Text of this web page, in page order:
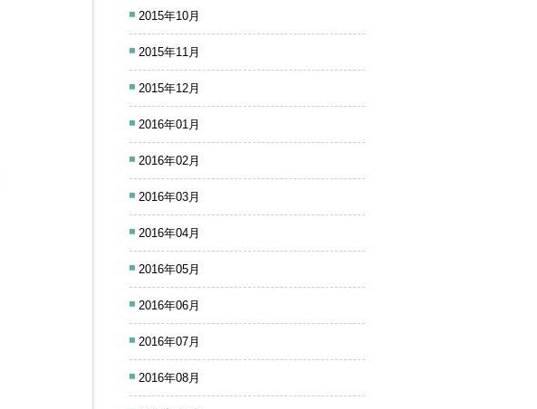
2015年10月
2015年11月
2015年12月
2016年01月
2016年02月
2016年03月
2016年04月
2016年05月
2016年06月
2016年07月
2016年08月